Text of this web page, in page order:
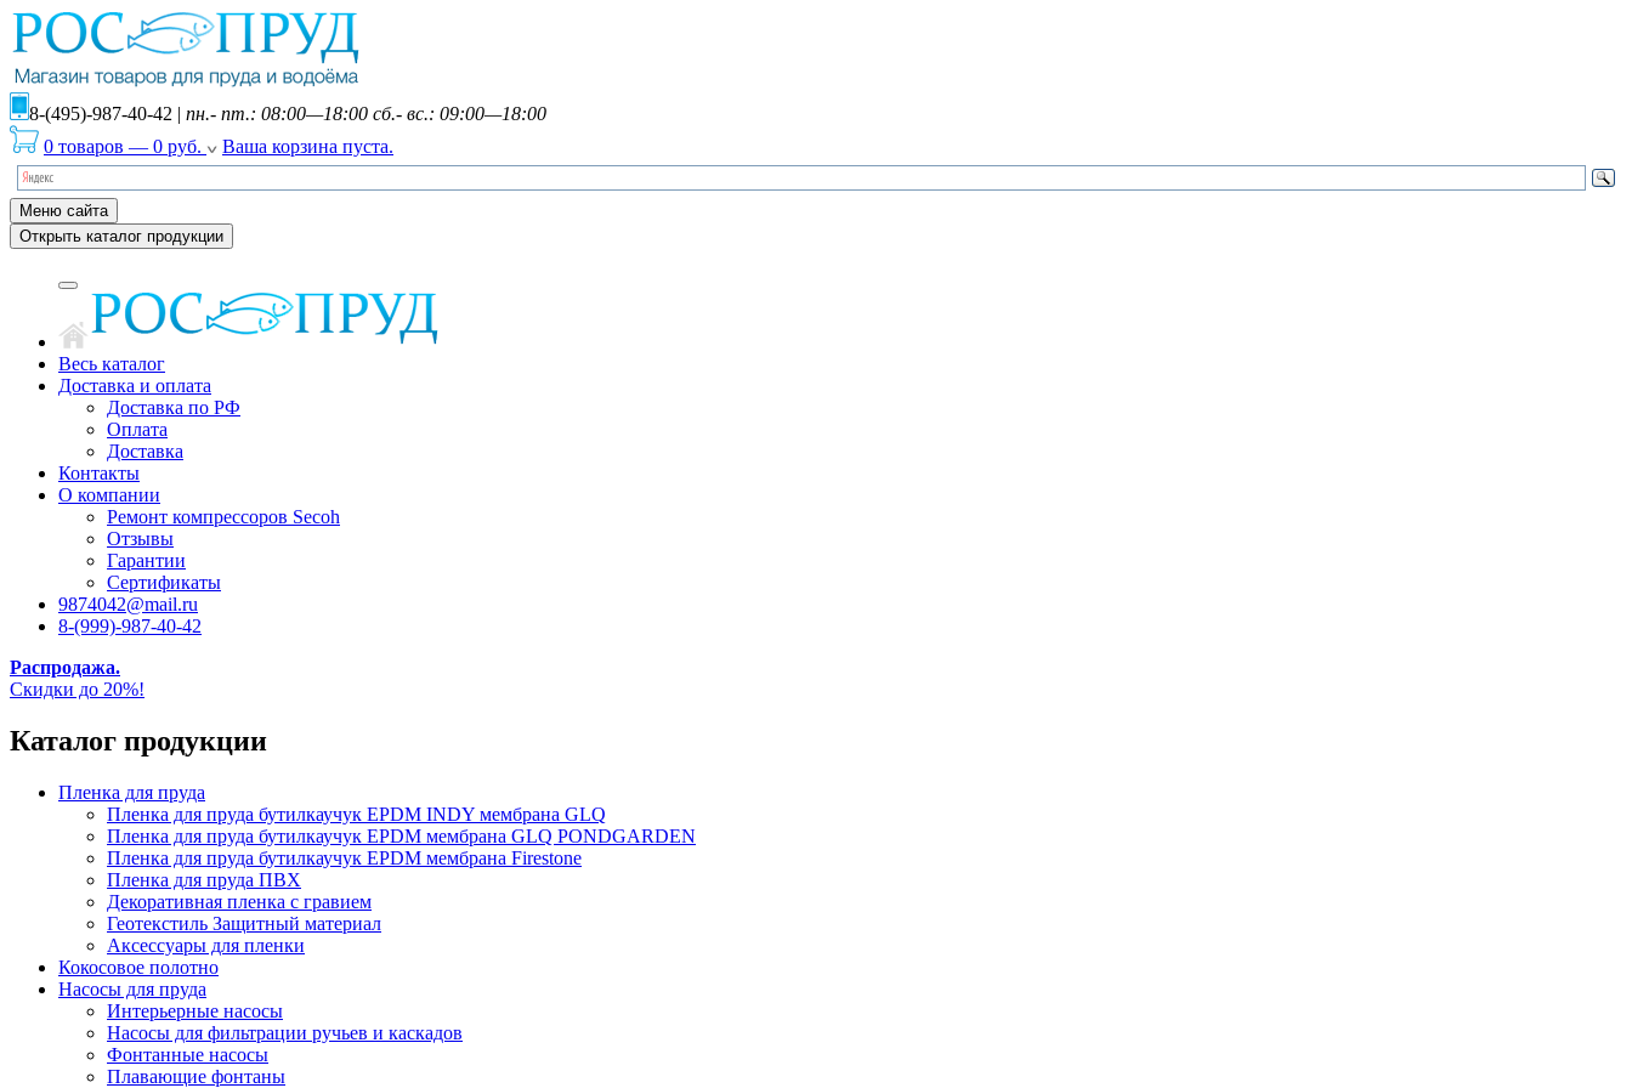
8-(495)-987-40-42 | пн.- пт.: 08:00—18:00 сб.- вс.: 09:00—18:00
0 товаров — 0 руб. Ваша корзина пуста.
Меню сайта
Открыть каталог продукции
Весь каталог
Доставка и оплата
Доставка по РФ
Оплата
Доставка
Контакты
О компании
Ремонт компрессоров Secoh
Отзывы
Гарантии
Сертификаты
9874042@mail.ru
8-(999)-987-40-42
Распродажа.
Скидки до 20%!
Каталог продукции
Пленка для пруда
Пленка для пруда бутилкаучук EPDM INDY мембрана GLQ
Пленка для пруда бутилкаучук EPDM мембрана GLQ PONDGARDEN
Пленка для пруда бутилкаучук EPDM мембрана Firestone
Пленка для пруда ПВХ
Декоративная пленка с гравием
Геотекстиль Защитный материал
Аксессуары для пленки
Кокосовое полотно
Насосы для пруда
Интерьерные насосы
Насосы для фильтрации ручьев и каскадов
Фонтанные насосы
Плавающие фонтаны